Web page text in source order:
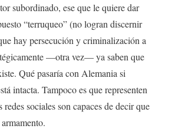
subordinado, ese que le quiere dar
“terruqueo” (no logran discernir
hay persecución y criminalización a
—otra vez— ya saben que
Qué pasaría con Alemania si
intacta. Tampoco es que representen
sociales son capaces de decir que